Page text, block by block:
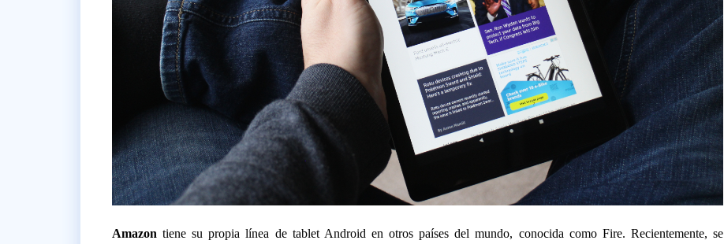
Amazon tiene su propia línea de tablet Android en otros países del mundo, conocida como Fire. Recientemente, se